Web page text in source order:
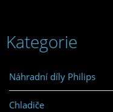
Kategorie
Náhradní díly Philips
Chladiče